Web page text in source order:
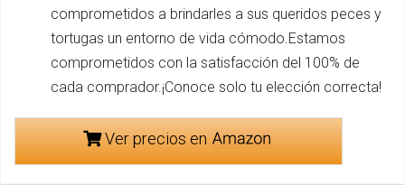
comprometidos a brindarles a sus queridos peces y
tortugas un entorno de vida cómodo.Estamos
comprometidos con la satisfacción del 100% de
cada comprador.¡Conoce solo tu elección correcta!
Ver precios en